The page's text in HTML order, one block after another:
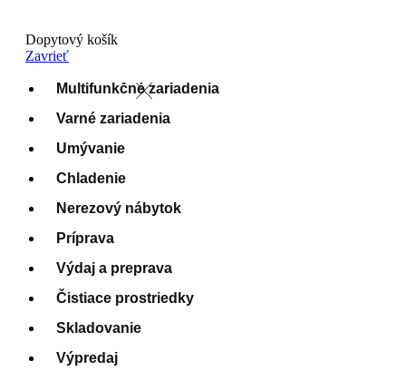
Dopytový košík
Zavrieť
Multifunkčné zariadenia
Varné zariadenia
Umývanie
Chladenie
Nerezový nábytok
Príprava
Výdaj a preprava
Čistiace prostriedky
Skladovanie
Výpredaj